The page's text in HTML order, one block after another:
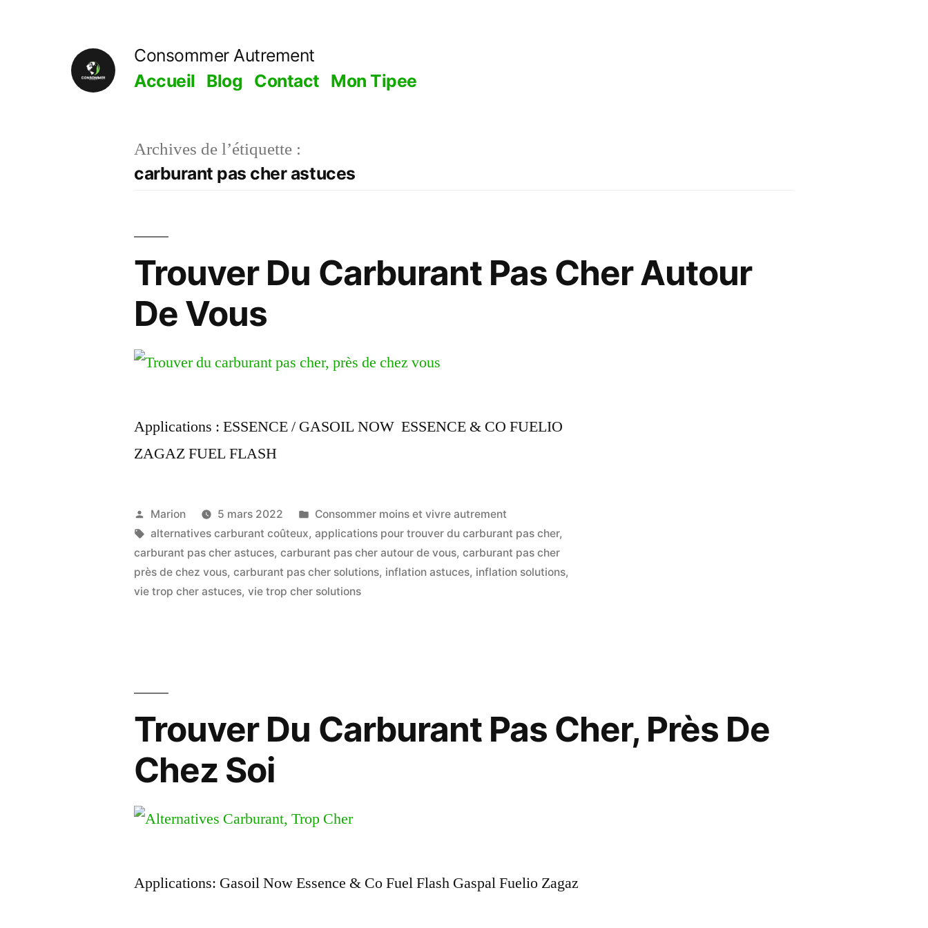
Consommer Autrement
Accueil Blog Contact Mon Tipee
Archives de l’étiquette :
carburant pas cher astuces
Trouver Du Carburant Pas Cher Autour
De Vous
Applications : ESSENCE / GASOIL NOW ESSENCE & CO FUELIO
ZAGAZ FUEL FLASH
Publié
par
Marion 5 mars 2022
Publié
dans
Consommer moins et vivre autrement
Étiquettes :
alternatives carburant coûteux,applications pour trouver du carburant pas cher,
carburant pas cher astuces,carburant pas cher autour de vous,carburant pas cher
près de chez vous,carburant pas cher solutions, inflation astuces, inflation solutions,
vie trop cher astuces,vie trop cher solutions
Trouver Du Carburant Pas Cher, Près De
Chez Soi
Applications: Gasoil Now Essence & Co Fuel Flash Gaspal Fuelio Zagaz